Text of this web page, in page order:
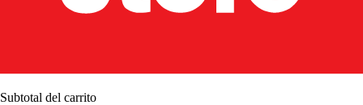
Subtotal del carrito